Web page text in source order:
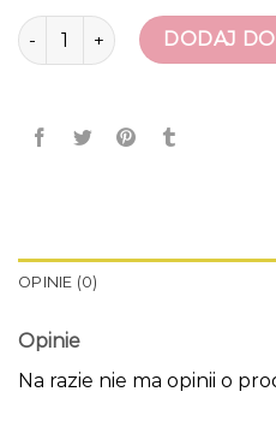
ilość bezowe szpilkiDODAJ
OPINIE (0)
Opinie
Na razie nie ma opinii o